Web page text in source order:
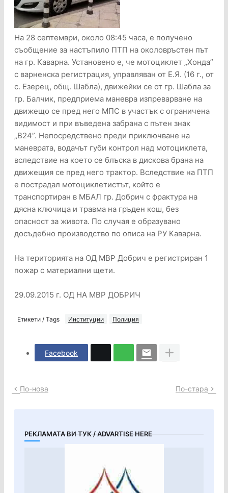
На 28 септември, около 08:45 часа, е получено
съобщение за настъпило ПТП на околовръстен път
на гр. Каварна. Установено е, че мотоциклет „Хонда”
с варненска регистрация, управляван от Е.Я. (16 г., от
с. Езерец, общ. Шабла), движейки се от гр. Шабла за
гр. Балчик, предприема маневра изпреварване на
движещо се пред него МПС в участък с ограничена
видимост и при въведена забрана с пътен знак
„В24”. Непосредствено преди приключване на
маневрата, водачът губи контрол над мотоциклета,
вследствие на което се блъска в дискова брана на
движещия се пред него трактор. Вследствие на ПТП
е пострадал мотоциклетистът, който е
транспортиран в МБАЛ гр. Добрич с фрактура на
дясна ключица и травма на гръден кош, без
опасност за живота. По случая е образувано
досъдебно производство по описа на РУ Каварна.
На територията на ОД МВР Добрич е регистриран 1
пожар с материални щети.
29.09.2015 г. ОД НА МВР ДОБРИЧ
Етикети / Tags Институции Полиция
Facebook
По-нова По-стара
РЕКЛАМАТА ВИ ТУК / ADVARTISE HERE